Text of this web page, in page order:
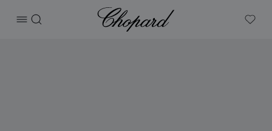
打开菜单
搜索
Chopard
My